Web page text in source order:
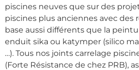
piscines neuves que sur des
piscines plus anciennes avec des
base aussi différents que la
enduit sika ou katymper (silico
…). Tous nos joints carrelage
(Forte Résistance de chez PRB),